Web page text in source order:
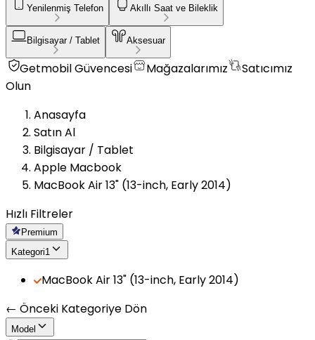
Yenilenmiş Telefon Akıllı Saat ve Bileklik
Bilgisayar / Tablet Aksesuar
Getmobil Güvencesi Mağazalarımız
Satıcımız
Olun
Anasayfa
Satın Al
Bilgisayar / Tablet
Apple Macbook
MacBook Air 13" (13-inch, Early 2014)
Hızlı Filtreler
Premium
Kategori1
MacBook Air 13" (13-inch, Early 2014)
← Önceki Kategoriye Dön
Model